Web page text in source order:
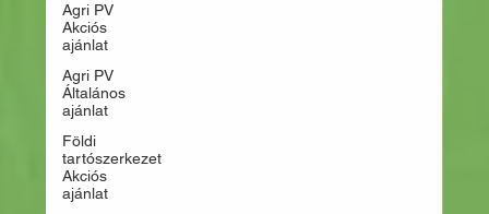
Agri PV
Akciós
ajánlat
Agri PV
Általános
ajánlat
Földi
tartószerkezet
Akciós
ajánlat